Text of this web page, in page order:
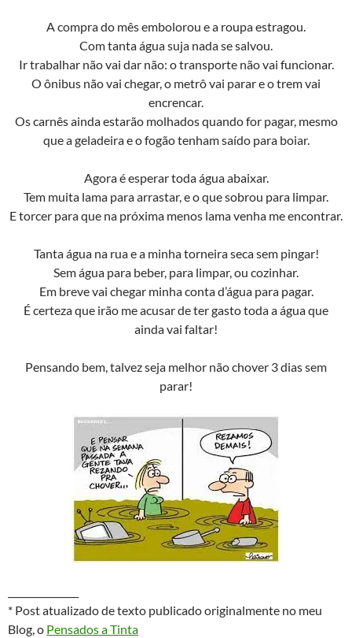
A compra do mês embolorou e a roupa estragou.
Com tanta água suja nada se salvou.
Ir trabalhar não vai dar não: o transporte não vai funcionar.
O ônibus não vai chegar, o metrô vai parar e o trem vai
encrencar.
Os carnês ainda estarão molhados quando for pagar, mesmo
que a geladeira e o fogão tenham saído para boiar.
Agora é esperar toda água abaixar.
Tem muita lama para arrastar, e o que sobrou para limpar.
E torcer para que na próxima menos lama venha me encontrar.
Tanta água na rua e a minha torneira seca sem pingar!
Sem água para beber, para limpar, ou cozinhar.
Em breve vai chegar minha conta d’água para pagar.
É certeza que irão me acusar de ter gasto toda a água que
ainda vai faltar!
Pensando bem, talvez seja melhor não chover 3 dias sem
parar!
* Post atualizado de texto publicado originalmente no meu
Blog, o Pensados a Tinta